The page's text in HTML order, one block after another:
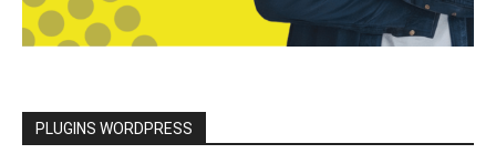
PLUGINS WORDPRESS